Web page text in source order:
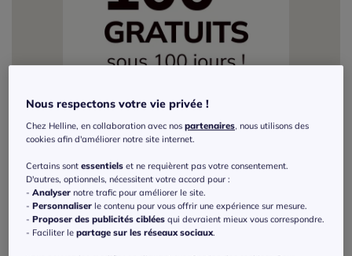
Nous respectons votre vie privée !
Chez Helline, en collaboration avec nospartenaires, nous utilisons des
cookies afin d'améliorer notre site internet.
Certains sontessentiels et ne requièrent pas votre consentement.
D'autres, optionnels, nécessitent votre accord pour :
-Analyser notre trafic pour améliorer le site.
-Personnaliser le contenu pour vous offrir une expérience sur mesure.
-Proposer des publicités ciblées qui devraient mieux vous correspondre.
- Faciliter lepartage sur les réseaux sociaux.